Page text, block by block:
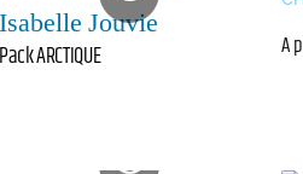
Pack ARCTIQUE A